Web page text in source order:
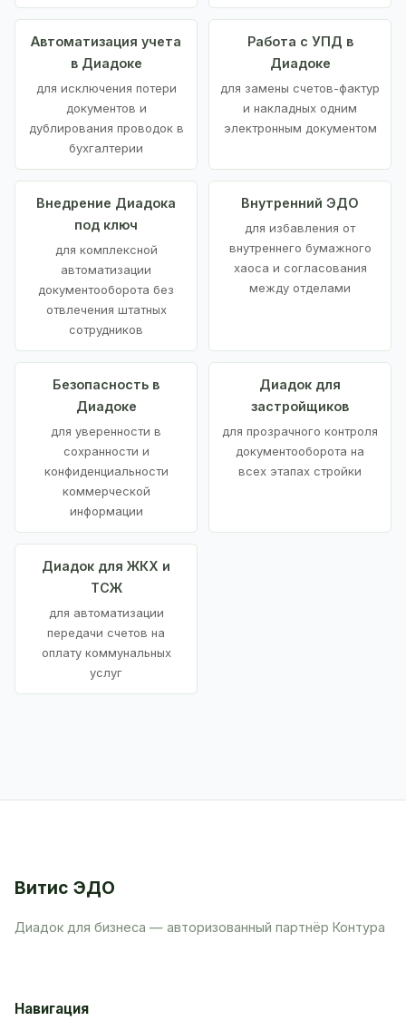
Автоматизация учета
в Диадоке
для исключения потери
документов и
дублирования проводок в
бухгалтерии
Работа с УПД в
Диадоке
для замены счетов-фактур
и накладных одним
электронным документом
Внедрение Диадока
под ключ
для комплексной
автоматизации
документооборота без
отвлечения штатных
сотрудников
Внутренний ЭДО
для избавления от
внутреннего бумажного
хаоса и согласования
между отделами
Безопасность в
Диадоке
для уверенности в
сохранности и
конфиденциальности
коммерческой
информации
Диадок для
застройщиков
для прозрачного контроля
документооборота на
всех этапах стройки
Диадок для ЖКХ и
ТСЖ
для автоматизации
передачи счетов на
оплату коммунальных
услуг
Витис ЭДО
Диадок для бизнеса — авторизованный партнёр Контура
Навигация